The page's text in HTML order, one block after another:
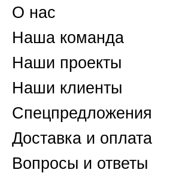
О нас
Наша команда
Наши проекты
Наши клиенты
Спецпредложения
Доставка и оплата
Вопросы и ответы